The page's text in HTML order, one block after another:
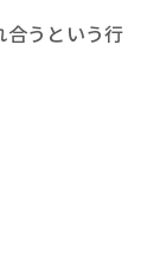
合うという行